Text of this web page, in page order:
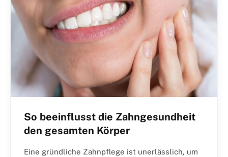
So beeinflusst die Zahngesundheit
den gesamten Körper
Eine gründliche Zahnpflege ist unerlässlich, um